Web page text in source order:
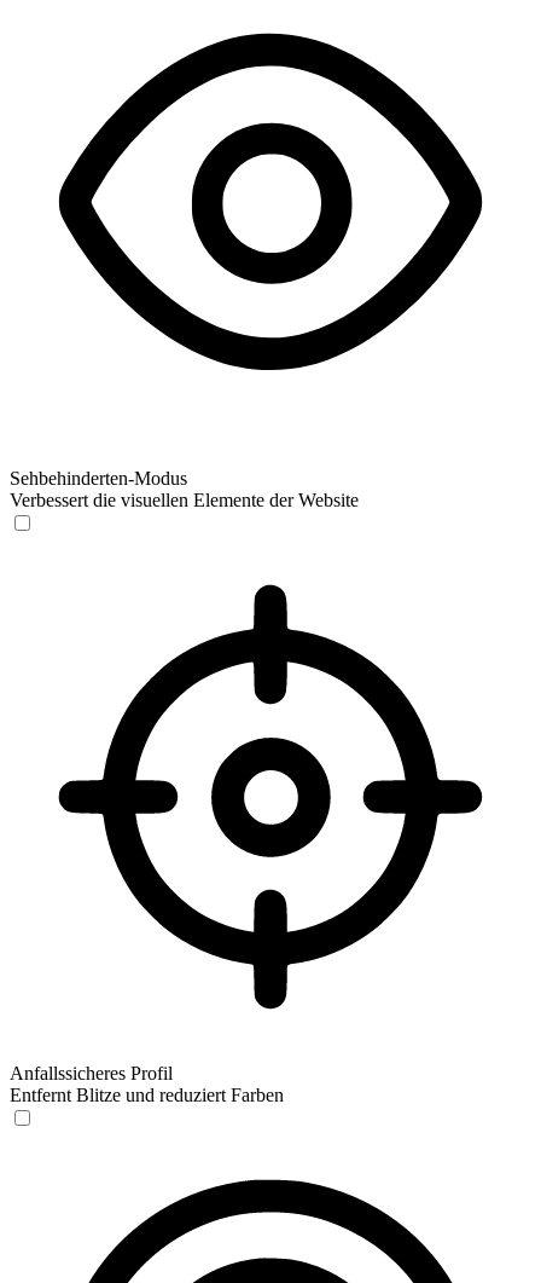
Sehbehinderten-Modus
Verbessert die visuellen Elemente der Website
Anfallssicheres Profil
Entfernt Blitze und reduziert Farben